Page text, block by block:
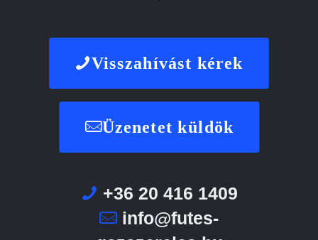
Visszahívást kérek
Üzenetet küldök
+36 20 416 1409
info@futes-